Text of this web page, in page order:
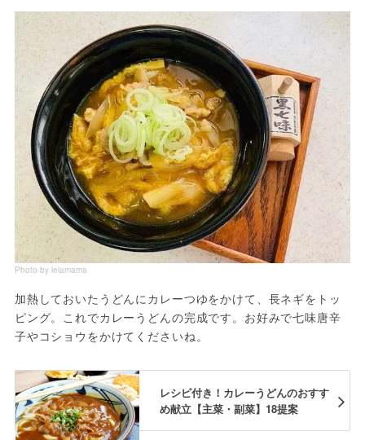
Photo by leiamama
加熱しておいたうどんにカレーつゆをかけて、長ネギをトッ
ピング。これでカレーうどんの完成です。お好みで七味唐辛
子やコショウをかけてくださいね。
レシピ付き！カレーうどんのおすす
め献立【主菜・副菜】18提案